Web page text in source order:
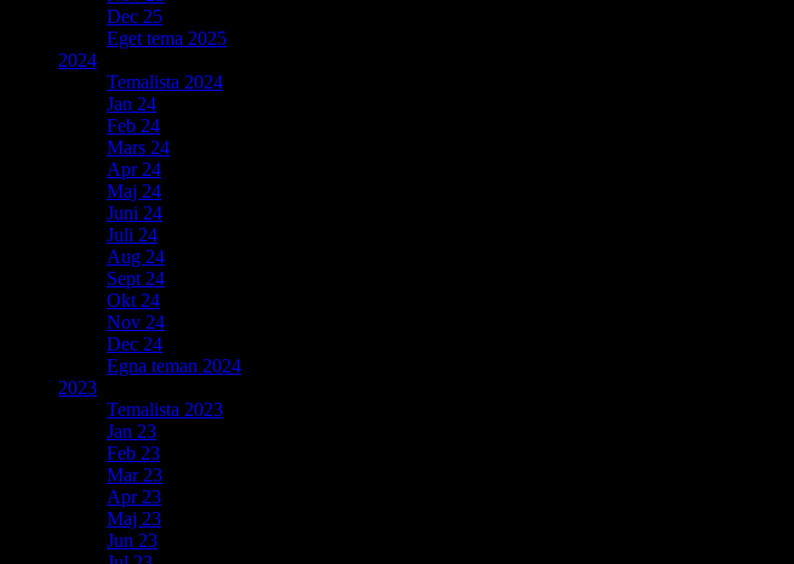
Dec 25
Eget tema 2025
2024
Temalista 2024
Jan 24
Feb 24
Mars 24
Apr 24
Maj 24
Juni 24
Juli 24
Aug 24
Sept 24
Okt 24
Nov 24
Dec 24
Egna teman 2024
2023
Temalista 2023
Jan 23
Feb 23
Mar 23
Apr 23
Maj 23
Jun 23